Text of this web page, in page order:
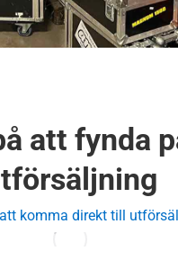
att fynda
komma direkt till